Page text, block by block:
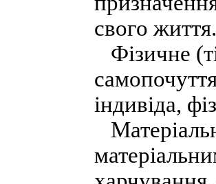
свого життя.
Фізичне
індивіда,